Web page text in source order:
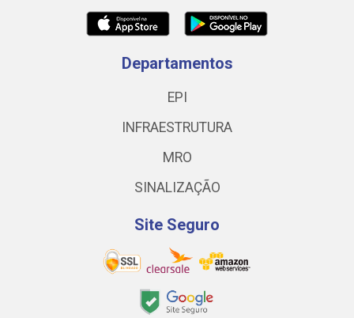
Departamentos
EPI
INFRAESTRUTURA
MRO
SINALIZAÇÃO
Site Seguro